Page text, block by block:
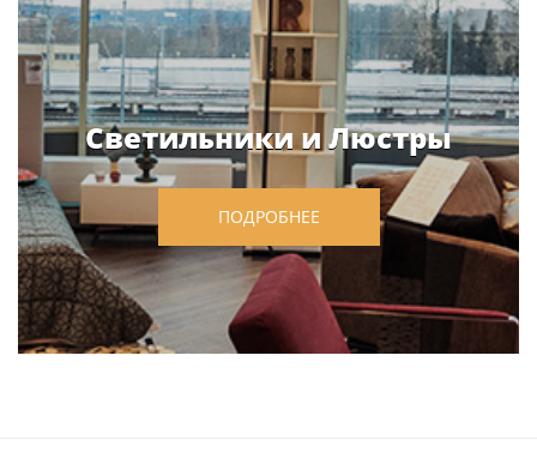
Светильники и Люстры
ПОДРОБНЕЕ